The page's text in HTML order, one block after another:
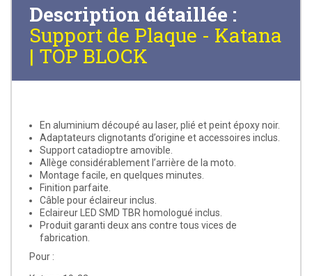
Description détaillée :
Support de Plaque - Katana
| TOP BLOCK
En aluminium découpé au laser, plié et peint époxy noir.
Adaptateurs clignotants d’origine et accessoires inclus.
Support catadioptre amovible.
Allège considérablement l’arrière de la moto.
Montage facile, en quelques minutes.
Finition parfaite.
Câble pour éclaireur inclus.
Eclaireur LED SMD TBR homologué inclus.
Produit garanti deux ans contre tous vices de
fabrication.
Pour :